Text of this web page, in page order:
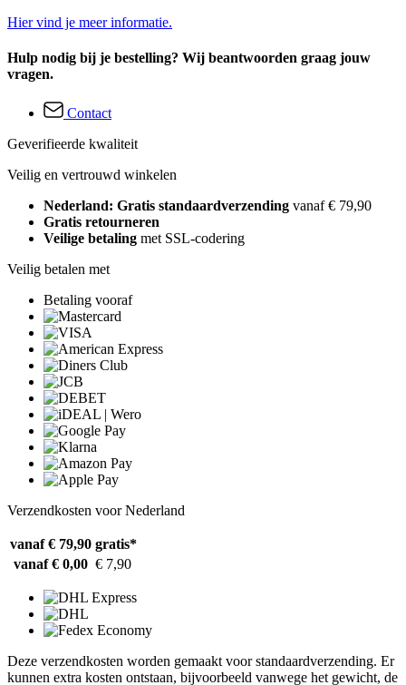
Hier vind je meer informatie.
Hulp nodig bij je bestelling? Wij beantwoorden graag jouw
vragen.
Contact
Geverifieerde kwaliteit
Veilig en vertrouwd winkelen
Nederland: Gratis standaardverzending vanaf € 79,90
Gratis retourneren
Veilige betaling met SSL-codering
Veilig betalen met
Betaling vooraf
Verzendkosten voor Nederland
vanaf € 79,90 gratis*
vanaf € 0,00 € 7,90
Deze verzendkosten worden gemaakt voor standaardverzending. Er
kunnen extra kosten ontstaan, bijvoorbeeld vanwege het gewicht, de